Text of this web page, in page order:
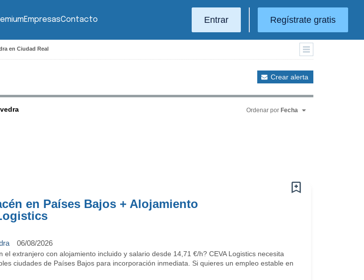
EmpresasContacto Entrar Regístrate gratis
en Ciudad Real
Crear alerta
Ordenar por Fecha
en Países Bajos + Alojamiento
06/08/2026
el extranjero con alojamiento incluido y salario desde 14,71 €/h? CEVA Logistics necesita
ciudades de Países Bajos para incorporación inmediata. Si quieres un empleo estable en